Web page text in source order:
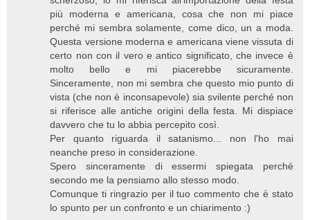
più moderna e americana, cosa che non mi piace
perché mi sembra solamente, come dico, un a moda.
Questa versione moderna e americana viene vissuta di
certo non con il vero e antico significato, che invece è
molto bello e mi piacerebbe sicuramente.
Sinceramente, non mi sembra che questo mio punto di
vista (che non è inconsapevole) sia svilente perché non
si riferisce alle antiche origini della festa. Mi dispiace
davvero che tu lo abbia percepito così.
Per quanto riguarda il satanismo... non l'ho mai
neanche preso in considerazione.
Spero sinceramente di essermi spiegata perché
secondo me la pensiamo allo stesso modo.
Comunque ti ringrazio per il tuo commento che è stato
lo spunto per un confronto e un chiarimento :)